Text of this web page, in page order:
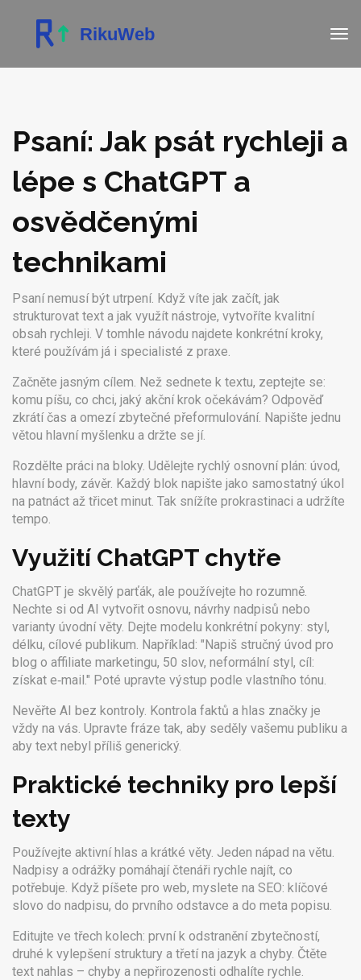
Psaní: Jak psát rychleji a
lépe s ChatGPT a
osvědčenými
technikami
Psaní nemusí být utrpení. Když víte jak začít, jak
strukturovat text a jak využít nástroje, vytvoříte kvalitní
obsah rychleji. V tomhle návodu najdete konkrétní kroky,
které používám já i specialisté z praxe.
Začněte jasným cílem. Než sednete k textu, zeptejte se:
komu píšu, co chci, jaký akční krok očekávám? Odpověď
zkrátí čas a omezí zbytečné přeformulování. Napište jednu
větou hlavní myšlenku a držte se jí.
Rozdělte práci na bloky. Udělejte rychlý osnovní plán: úvod,
hlavní body, závěr. Každý blok napište jako samostatný úkol
na patnáct až třicet minut. Tak snížíte prokrastinaci a udržíte
tempo.
Využití ChatGPT chytře
ChatGPT je skvělý parťák, ale používejte ho rozumně.
Nechte si od AI vytvořit osnovu, návrhy nadpisů nebo
varianty úvodní věty. Dejte modelu konkrétní pokyny: styl,
délku, cílové publikum. Například: "Napiš stručný úvod pro
blog o affiliate marketingu, 50 slov, neformální styl, cíl:
získat e‑mail." Poté upravte výstup podle vlastního tónu.
Nevěřte AI bez kontroly. Kontrola faktů a hlas značky je
vždy na vás. Upravte fráze tak, aby seděly vašemu publiku a
aby text nebyl příliš generický.
Praktické techniky pro lepší
texty
Používejte aktivní hlas a krátké věty. Jeden nápad na větu.
Nadpisy a odrážky pomáhají čtenáři rychle najít, co
potřebuje. Když píšete pro web, myslete na SEO: klíčové
slovo do nadpisu, do prvního odstavce a do meta popisu.
Editujte ve třech kolech: první k odstranění zbytečností,
druhé k vylepšení struktury a třetí na jazyk a chyby. Čtěte
text nahlas – chyby a nepřirozenosti odhalíte rychle.